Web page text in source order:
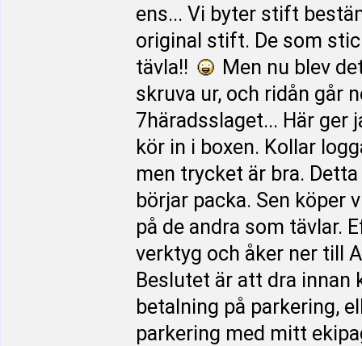
ens... Vi byter stift
original stift. De som
tävla!!
Men nu blev
skruva ur, och ridån går
7häradsslaget... Här ger
kör in i boxen. Kollar
men trycket är bra.
börjar packa. Sen köper
på de andra som tävlar.
verktyg och åker ner till
Beslutet är att dra innan
betalning på parkering,
parkering med mitt